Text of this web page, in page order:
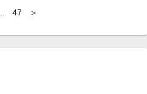
pagepage
47 page